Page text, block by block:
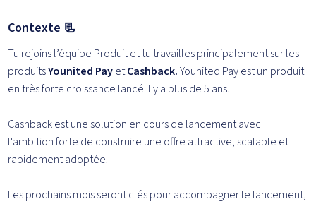
Contexte 📃
Tu rejoins l’équipe Produit et tu travailles principalement sur les
produitsYounited PayetCashback.Younited Pay est un produit
en très forte croissance lancé il y a plus de 5 ans.
Cashback est une solution en cours de lancement avec
l'ambition forte de construire une offre attractive, scalable et
rapidement adoptée.
Les prochains mois seront clés pour accompagner le lancement,